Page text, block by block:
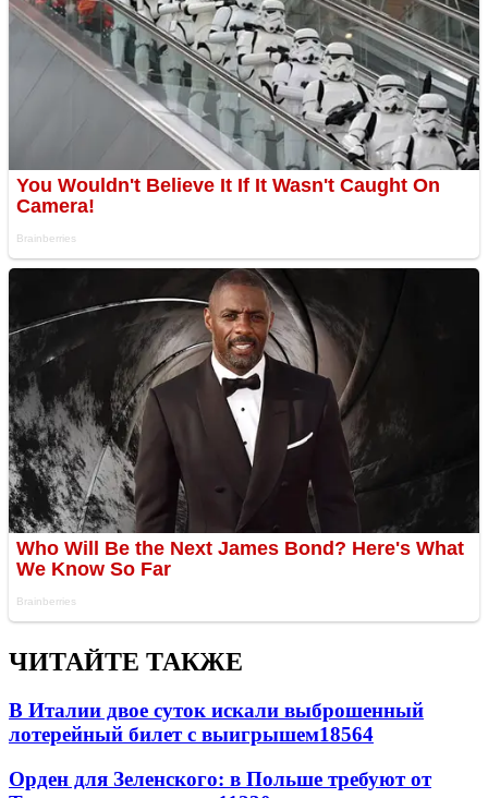
ЧИТАЙТЕ ТАКЖЕ
В Италии двое суток искали выброшенный
лотерейный билет с выигрышем18564
Орден для Зеленского: в Польше требуют от